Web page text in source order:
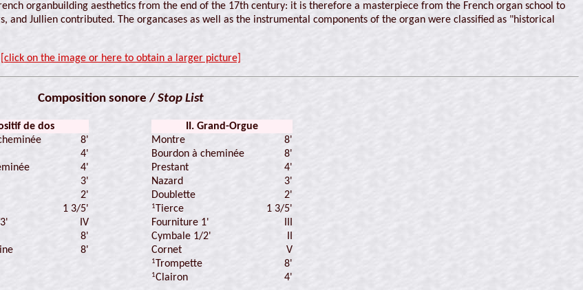
organbuilding aesthetics from the end of the 17th century: it is therefore a masterpiece from the French organ school to
and Jullien contributed. The organcases as well as the instrumental components of the organ were classified as "historical
[click on the image or here to obtain a larger picture]
Composition sonore / Stop List
de dos
II. Grand-Orgue
8' Montre
8'
4' Bourdon à cheminée 8'
4' Prestant
4'
3' Nazard
3'
2' Doublette 2'
1 3/5' 1Tierce
1 3/5'
IV Fourniture 1'
8' Cymbale 1/2'
8' Cornet V
1Trompette 8'
1Clairon 4'